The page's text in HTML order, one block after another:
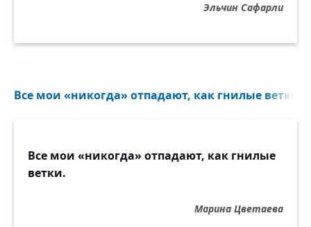
Эльчин Сафарли
Все мои «никогда» отпадают, как гнилые ветки...
Все мои «никогда» отпадают, как гнилые
ветки.
Марина Цветаева